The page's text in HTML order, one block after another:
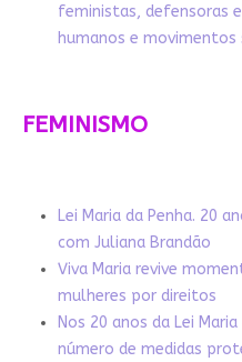
feministas, defensoras
humanos e movimentos
FEMINISMO
Lei Maria da Penha. 20
com Juliana Brandão
Viva Maria revive
mulheres por direitos
Nos 20 anos da Lei
número de medidas